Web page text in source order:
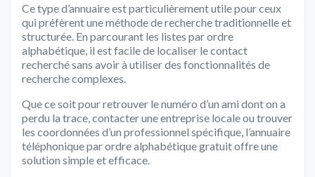
Ce type d’annuaire est particulièrement utile pour ceux
qui préfèrent une méthode de recherche traditionnelle et
structurée. En parcourant les listes par ordre
alphabétique, il est facile de localiser le contact
recherché sans avoir à utiliser des fonctionnalités de
recherche complexes.
Que ce soit pour retrouver le numéro d’un ami dont on a
perdu la trace, contacter une entreprise locale ou trouver
les coordonnées d’un professionnel spécifique, l’annuaire
téléphonique par ordre alphabétique gratuit offre une
solution simple et efficace.